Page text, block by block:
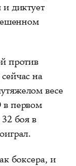
диктует
против
на
весе
в первом
боя в
боксера, и